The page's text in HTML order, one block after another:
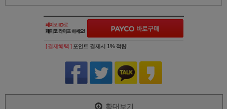
[ 결제혜택 ] 포인트 결제시 1% 적립!
확대보기